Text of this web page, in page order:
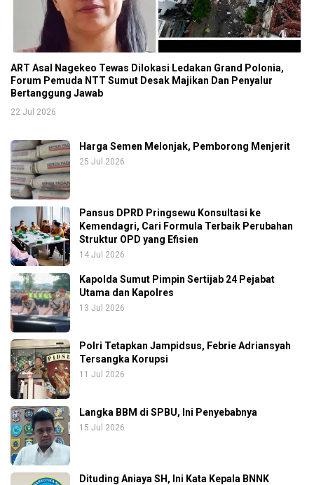
ART Asal Nagekeo Tewas Dilokasi Ledakan Grand Polonia,
Forum Pemuda NTT Sumut Desak Majikan Dan Penyalur
Bertanggung Jawab
22 Jul 2026
Harga Semen Melonjak, Pemborong Menjerit
25 Jul 2026
Pansus DPRD Pringsewu Konsultasi ke
Kemendagri, Cari Formula Terbaik Perubahan
Struktur OPD yang Efisien
14 Jul 2026
Kapolda Sumut Pimpin Sertijab 24 Pejabat
Utama dan Kapolres
13 Jul 2026
Polri Tetapkan Jampidsus, Febrie Adriansyah
Tersangka Korupsi
11 Jul 2026
Langka BBM di SPBU, Ini Penyebabnya
15 Jul 2026
Dituding Aniaya SH, Ini Kata Kepala BNNK